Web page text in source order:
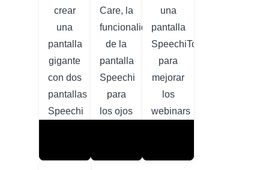
crear
una
pantalla
gigante
con dos
pantallas
Speechi
Care, la
funcionalidad
de la
pantalla
Speechi
para
los ojos
una
pantalla
SpeechiTouch
para
mejorar
los
webinars